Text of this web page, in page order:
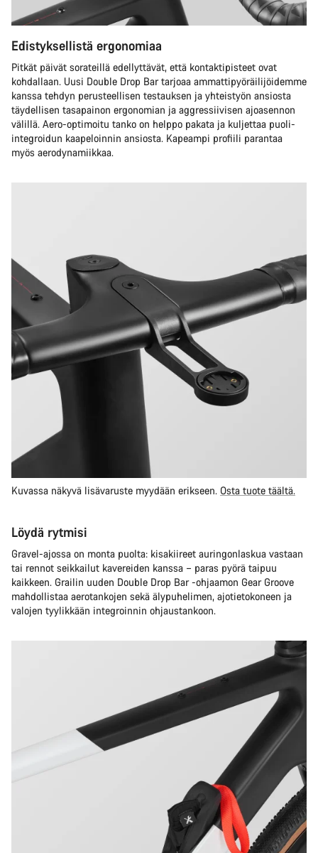
Edistyksellistä ergonomiaa
Pitkät päivät sorateillä edellyttävät, että kontaktipisteet ovat
kohdallaan. Uusi Double Drop Bar tarjoaa ammattipyöräilijöidemme
kanssa tehdyn perusteellisen testauksen ja yhteistyön ansiosta
täydellisen tasapainon ergonomian ja aggressiivisen ajoasennon
välillä. Aero-optimoitu tanko on helppo pakata ja kuljettaa puoli-
integroidun kaapeloinnin ansiosta. Kapeampi profiili parantaa
myös aerodynamiikkaa.
Kuvassa näkyvä lisävaruste myydään erikseen. Osta tuote täältä.
Löydä rytmisi
Gravel-ajossa on monta puolta: kisakiireet auringonlaskua vastaan
tai rennot seikkailut kavereiden kanssa – paras pyörä taipuu
kaikkeen. Grailin uuden Double Drop Bar -ohjaamon Gear Groove
mahdollistaa aerotankojen sekä älypuhelimen, ajotietokoneen ja
valojen tyylikkään integroinnin ohjaustankoon.